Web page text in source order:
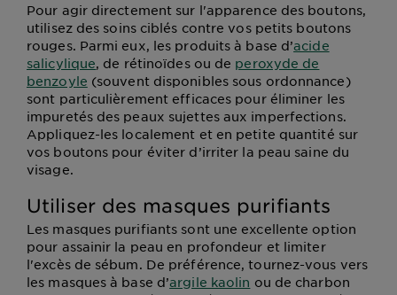
Pour agir directement sur l'apparence des boutons,
utilisez des soins ciblés contre vos petits boutons
rouges. Parmi eux, les produits à base d’acide
salicylique, de rétinoïdes ou de peroxyde de
benzoyle (souvent disponibles sous ordonnance)
sont particulièrement efficaces pour éliminer les
impuretés des peaux sujettes aux imperfections.
Appliquez-les localement et en petite quantité sur
vos boutons pour éviter d’irriter la peau saine du
visage.
Utiliser des masques purifiants
Les masques purifiants sont une excellente option
pour assainir la peau en profondeur et limiter
l'excès de sébum. De préférence, tournez-vous vers
les masques à base d’argile kaolin ou de charbon